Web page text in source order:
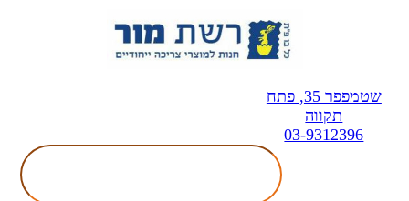
שטמפפר 35, פתח
תקווה
03-9312396